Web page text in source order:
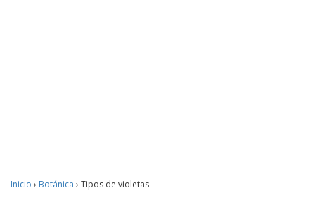
Inicio › Botánica › Tipos de violetas